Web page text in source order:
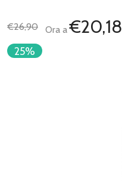
€26,90 Ora a€20,18
25%